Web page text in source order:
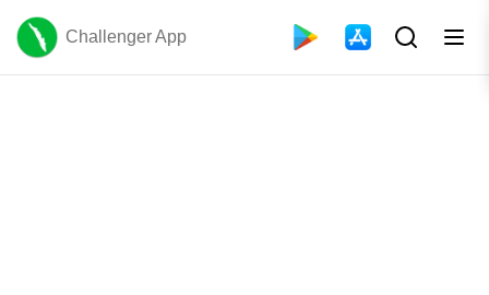
Challenger App